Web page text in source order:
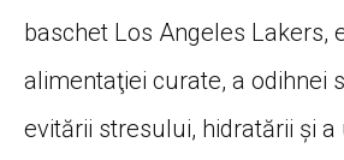
baschet Los Angeles Lakers,
alimentaţiei curate, a odihnei
evitării stresului, hidratării şi